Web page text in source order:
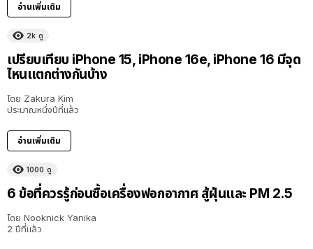
อ่านเพิ่มเติม
2k ดู
เปรียบเทียบ iPhone 15, iPhone 16e, iPhone 16 มีจุด
ไหนแตกต่างกันบ้าง
โดย Zakura Kim
ประมาณหนึ่งปีที่แล้ว
อ่านเพิ่มเติม
1000 ดู
6 ข้อที่ควรรู้ก่อนซื้อเครื่องฟอกอากาศ สู้ฝุ่นและ PM 2.5
โดย Nooknick Yanika
2 ปีที่แล้ว